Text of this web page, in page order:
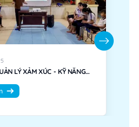
LÝ XẢM XÚC - KỸ NĂNG